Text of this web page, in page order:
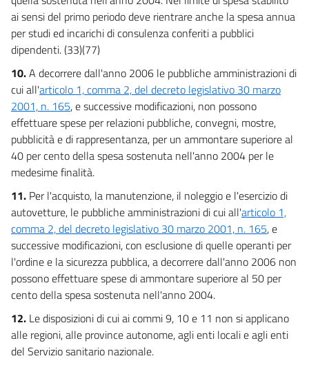
ai sensi del primo periodo deve rientrare anche la spesa annua
per studi ed incarichi di consulenza conferiti a pubblici
dipendenti. (33)(77)
10.A decorrere dall'anno 2006 le pubbliche amministrazioni di
cui all'articolo 1, comma 2, del decreto legislativo 30 marzo
2001, n. 165, e successive modificazioni, non possono
effettuare spese per relazioni pubbliche, convegni, mostre,
pubblicità e di rappresentanza, per un ammontare superiore al
40 per cento della spesa sostenuta nell'anno 2004 per le
medesime finalità.
11. Per l'acquisto, la manutenzione, il noleggio e l'esercizio di
autovetture, le pubbliche amministrazioni di cui all'articolo 1,
comma 2, del decreto legislativo 30 marzo 2001, n. 165, e
successive modificazioni, con esclusione di quelle operanti per
l'ordine e la sicurezza pubblica, a decorrere dall'anno 2006 non
possono effettuare spese di ammontare superiore al 50 per
cento della spesa sostenuta nell'anno 2004.
12. Le disposizioni di cui ai commi 9, 10 e 11 non si applicano
alle regioni, alle province autonome, agli enti locali e agli enti
del Servizio sanitario nazionale.